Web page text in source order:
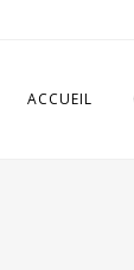
ACCUEIL